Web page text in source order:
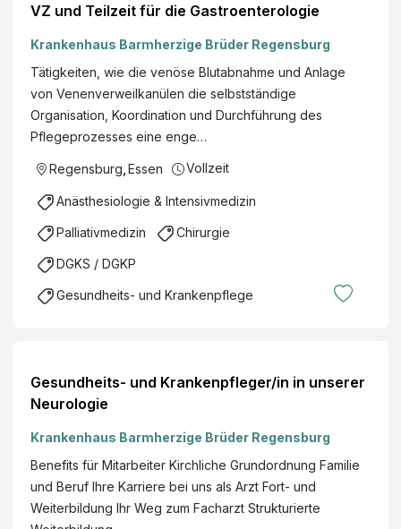
VZ und Teilzeit für die Gastroenterologie
Krankenhaus Barmherzige Brüder Regensburg
Tätigkeiten, wie die venöse Blutabnahme und Anlage
von Venenverweilkanülen die selbstständige
Organisation, Koordination und Durchführung des
Pflegeprozesses eine enge…
Regensburg Essen Vollzeit
Anästhesiologie & Intensivmedizin
Palliativmedizin Chirurgie
DGKS / DGKP
Gesundheits- und Krankenpflege
Gesundheits- und Krankenpfleger/in in unserer
Neurologie
Krankenhaus Barmherzige Brüder Regensburg
Benefits für Mitarbeiter Kirchliche Grundordnung Familie
und Beruf Ihre Karriere bei uns als Arzt Fort- und
Weiterbildung Ihr Weg zum Facharzt Strukturierte